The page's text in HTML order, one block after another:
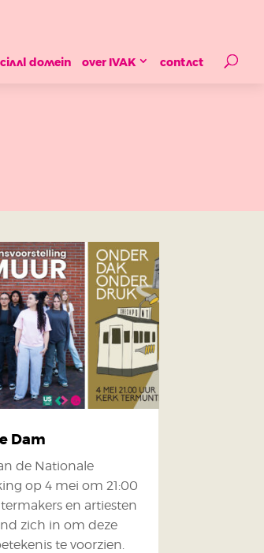
domein over IVAK contact
Dam
de Nationale
op 4 mei om 21:00
en artiesten
zich in om deze
te voorzien.